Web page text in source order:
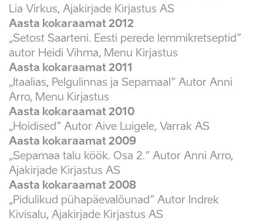
Lia Virkus, Ajakirjade Kirjastus AS
Aasta kokaraamat 2012
„Setost Saarteni. Eesti perede lemmikretseptid”
autor Heidi Vihma, Menu Kirjastus
Aasta kokaraamat 2011
„Itaalias, Pelgulinnas ja Sepamaal” Autor Anni
Arro, Menu Kirjastus
Aasta kokaraamat 2010
„Hoidised” Autor Aive Luigele, Varrak AS
Aasta kokaraamat 2009
„Sepamaa talu köök. Osa 2.” Autor Anni Arro,
Ajakirjade Kirjastus AS
Aasta kokaraamat 2008
„Pidulikud pühapäevalõunad” Autor Indrek
Kivisalu, Ajakirjade Kirjastus AS